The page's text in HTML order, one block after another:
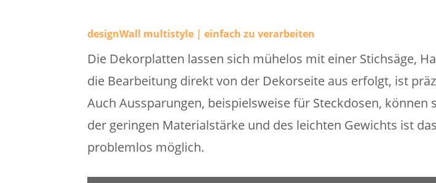
designWall multistyle | einfach zu verarbeiten
Die Dekorplatten lassen sich mühelos mit einer Stichsäge,
die Bearbeitung direkt von der Dekorseite aus erfolgt, ist
Auch Aussparungen, beispielsweise für Steckdosen,
der geringen Materialstärke und des leichten Gewichts ist
problemlos möglich.